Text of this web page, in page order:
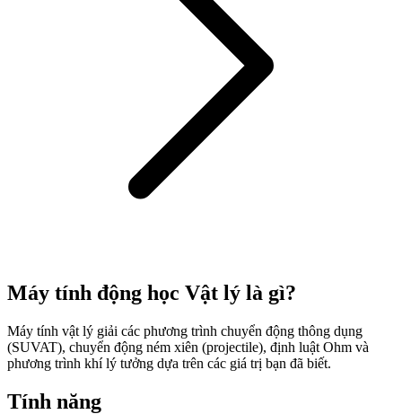
Máy tính động học Vật lý là gì?
Máy tính vật lý giải các phương trình chuyển động thông dụng
(SUVAT), chuyển động ném xiên (projectile), định luật Ohm và
phương trình khí lý tưởng dựa trên các giá trị bạn đã biết.
Tính năng